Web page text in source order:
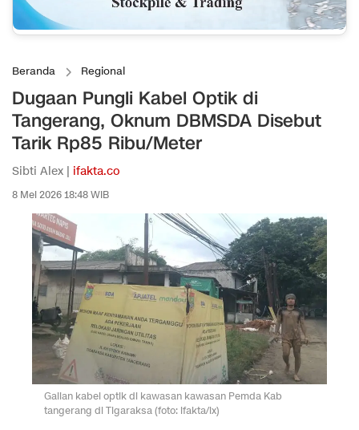
Beranda Regional
Dugaan Pungli Kabel Optik di
Tangerang, Oknum DBMSDA Disebut
Tarik Rp85 Ribu/Meter
Sibti Alex | ifakta.co
8 Mei 2026 18:48 WIB
Galian kabel optik di kawasan kawasan Pemda Kab
tangerang di Tigaraksa (foto: ifakta/lx)